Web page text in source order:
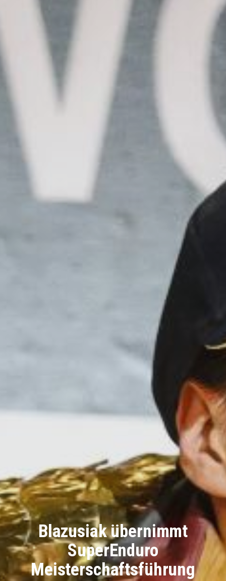
Blazusiak übernimmt
SuperEnduro
Meisterschaftsführung